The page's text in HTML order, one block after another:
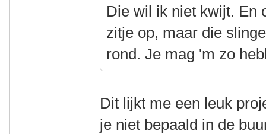
Die wil ik niet kwijt. En
zitje op, maar die
rond. Je mag 'm zo
Dit lijkt me een leuk
je niet bepaald in de